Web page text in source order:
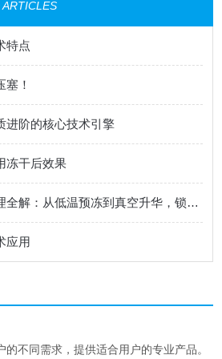
ARTICLES
特点
塞！
进阶的核心技术引擎
冻干后效果
猫粮冻干机工作原理全解：从低温预冻到真空升华，锁住猫咪所需高蛋白与营养
应用
的不同需求，提供适合用户的专业产品。